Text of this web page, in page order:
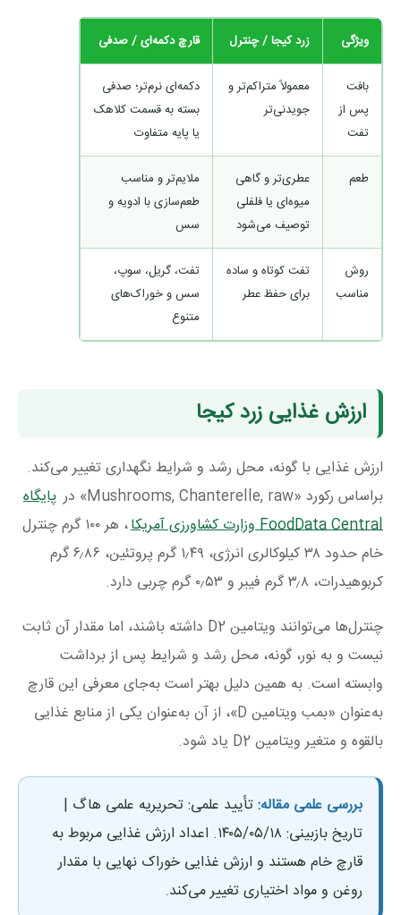
ویژگی زرد کیجا / چنترل قارچ دکمه‌ای / صدفی
بافت
پس از
تفت
معمولاً متراکم‌تر و
جویدنی‌تر
دکمه‌ای نرم‌تر؛ صدفی
بسته به قسمت کلاهک
یا پایه متفاوت
طعم
عطری‌تر و گاهی
میوه‌ای یا فلفلی
توصیف می‌شود
ملایم‌تر و مناسب
طعم‌سازی با ادویه و
سس
روش
مناسب
تفت کوتاه و ساده
برای حفظ عطر
تفت، گریل، سوپ،
سس و خوراک‌های
متنوع
ارزش غذایی زرد کیجا
ارزش غذایی با گونه، محل رشد و شرایط نگهداری تغییر می‌کند.
براساس رکورد «Mushrooms, Chanterelle, raw» در
پایگاه
FoodData Central وزارت کشاورزی آمریکا
، هر ۱۰۰ گرم چنترل
خام حدود ۳۸ کیلوکالری انرژی، ۱٫۴۹ گرم پروتئین، ۶٫۸۶ گرم
کربوهیدرات، ۳٫۸ گرم فیبر و ۰٫۵۳ گرم چربی دارد.
چنترل‌ها می‌توانند ویتامین D2 داشته باشند، اما مقدار آن ثابت
نیست و به نور، گونه، محل رشد و شرایط پس از برداشت
وابسته است. به همین دلیل بهتر است به‌جای معرفی این قارچ
به‌عنوان «بمب ویتامین D»، از آن به‌عنوان یکی از منابع غذایی
بالقوه و متغیر ویتامین D2 یاد شود.
بررسی علمی مقاله:تأیید علمی: تحریریه علمی هاگ |
تاریخ بازبینی: ۱۴۰۵/۰۵/۱۸. اعداد ارزش غذایی مربوط به
قارچ خام هستند و ارزش غذایی خوراک نهایی با مقدار
روغن و مواد اختیاری تغییر می‌کند.